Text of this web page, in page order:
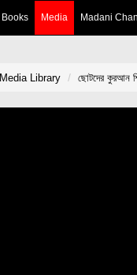
Books Media Madani
Media Library ছোটদের কুরআন